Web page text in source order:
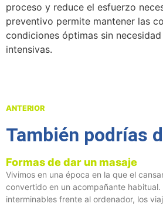
proceso y reduce el esfuerzo
preventivo permite mantener las
condiciones óptimas sin
intensivas.
ANTERIOR
También podrías
Formas de dar un masaje
Vivimos en una época en la que el
convertido en un acompañante habitual.
interminables frente al ordenador, los